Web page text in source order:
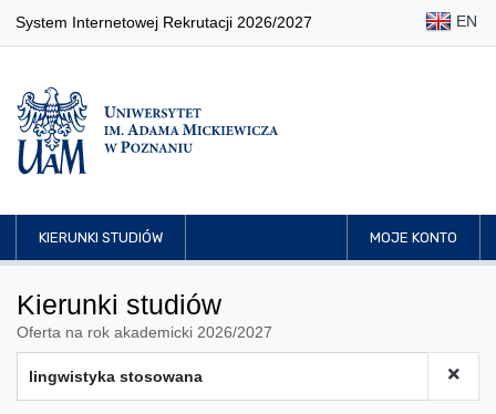
System Internetowej Rekrutacji 2026/2027 EN
KIERUNKI STUDIÓW MOJE KONTO
Kierunki studiów
Oferta na rok akademicki 2026/2027